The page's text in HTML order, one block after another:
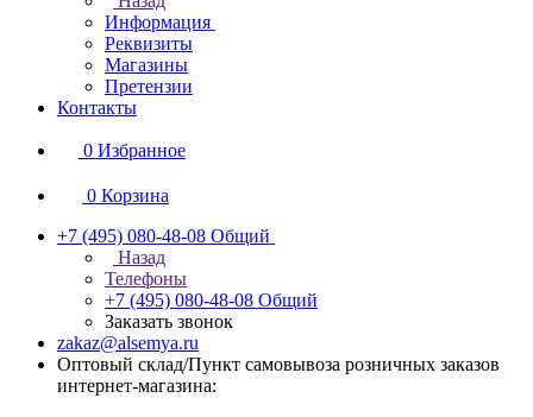
Информация
Реквизиты
Магазины
Претензии
Контакты
0 Избранное
0 Корзина
+7 (495) 080-48-08 Общий
Назад
Телефоны
+7 (495) 080-48-08 Общий
Заказать звонок
zakaz@alsemya.ru
Оптовый склад/Пункт самовывоза розничных заказов
интернет-магазина: